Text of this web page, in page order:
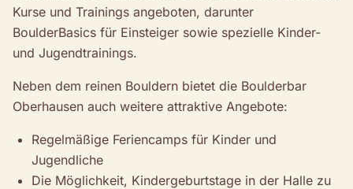
Kurse und Trainings angeboten, darunter
BoulderBasics für Einsteiger sowie spezielle Kinder-
und Jugendtrainings.
Neben dem reinen Bouldern bietet die Boulderbar
Oberhausen auch weitere attraktive Angebote:
Regelmäßige Feriencamps für Kinder und
Jugendliche
Die Möglichkeit, Kindergeburtstage in der Halle zu